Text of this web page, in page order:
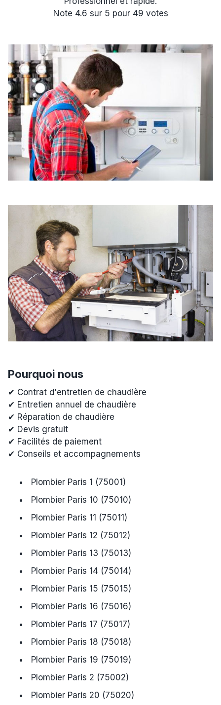
Note 4.6 sur 5 pour 49 votes
Pourquoi nous
✔ Contrat d'entretien de chaudière
✔ Entretien annuel de chaudière
✔ Réparation de chaudière
✔ Devis gratuit
✔ Facilités de paiement
✔ Conseils et accompagnements
Plombier Paris 1 (75001)
Plombier Paris 10 (75010)
Plombier Paris 11 (75011)
Plombier Paris 12 (75012)
Plombier Paris 13 (75013)
Plombier Paris 14 (75014)
Plombier Paris 15 (75015)
Plombier Paris 16 (75016)
Plombier Paris 17 (75017)
Plombier Paris 18 (75018)
Plombier Paris 19 (75019)
Plombier Paris 2 (75002)
Plombier Paris 20 (75020)